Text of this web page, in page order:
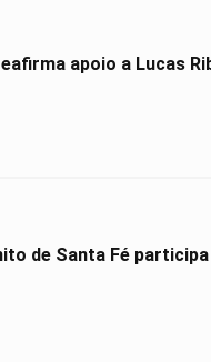
apoio a Lucas
de Santa Fé